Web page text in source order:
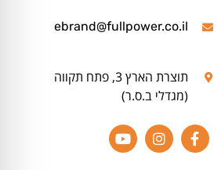
ebrand@fullpower.co.il
תוצרת הארץ 3, פתח תקווה
(מגדלי ב.ס.ר)